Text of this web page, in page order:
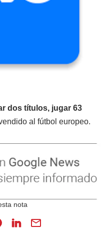
dos títulos, jugar 63
al fútbol europeo.